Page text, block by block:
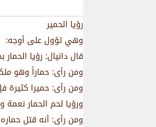
رؤيا الحمير
وهي تؤول على أوجه:
قال دانيال: رؤيا
ومن رأى: حماراً وهو
ومن رأى: حميرا كثيرة
ورؤيا لحم الحمار
ومن رأى: أنه قتل